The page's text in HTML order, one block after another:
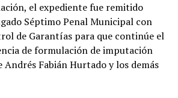
el expediente fue remitido
Séptimo Penal Municipal con
de Garantías para que continúe el
de formulación de imputación
Fabián Hurtado y los demás